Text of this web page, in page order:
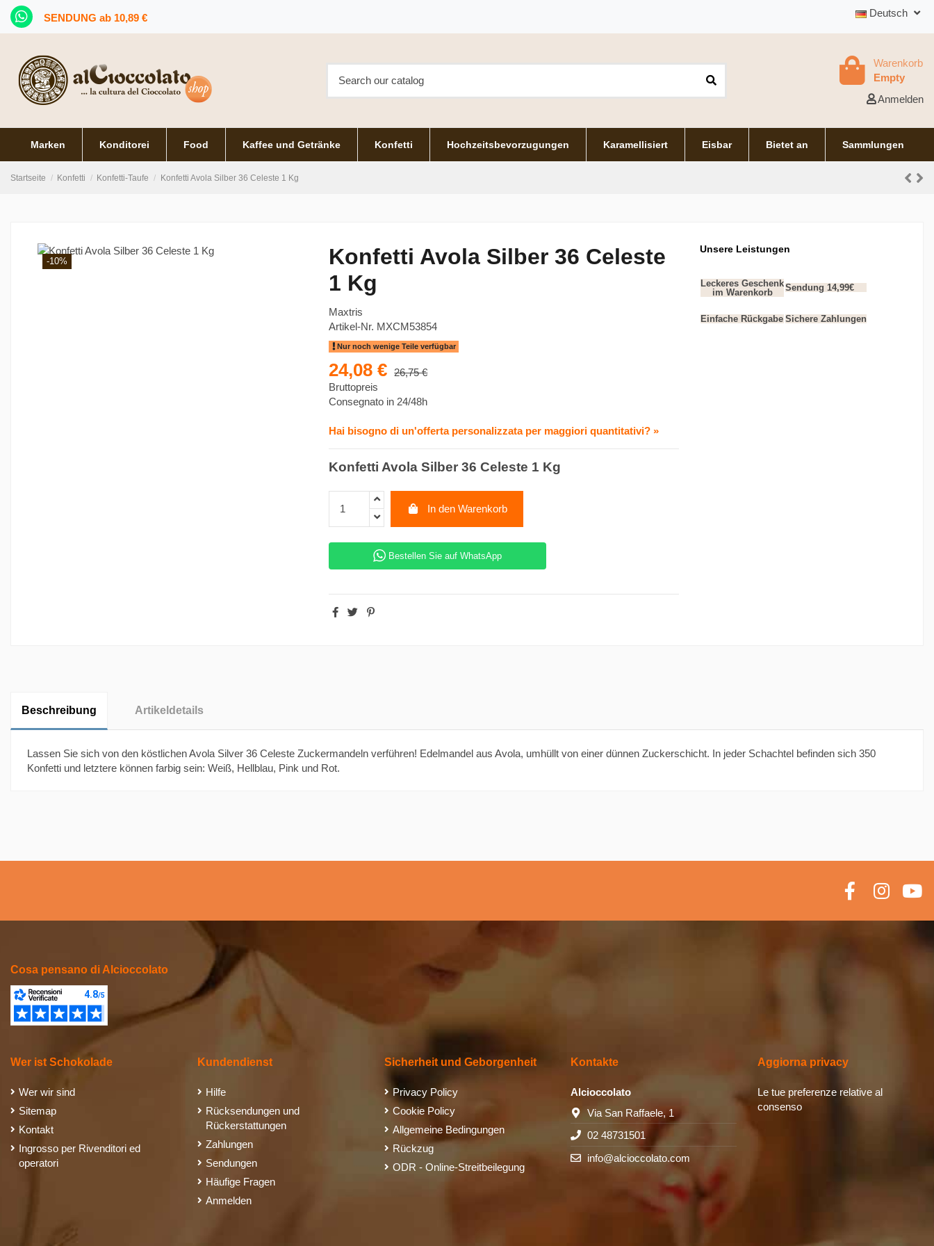
SENDUNG ab 10,89 € Deutsch
Warenkorb
Empty
Anmelden
Marken Konditorei Food Kaffee und Getränke Konfetti Hochzeitsbevorzugungen Karamellisiert Eisbar Bietet an Sammlungen
Startseite Konfetti Konfetti-Taufe Konfetti Avola Silber 36 Celeste 1 Kg
-10%
Konfetti Avola Silber 36 Celeste
1 Kg
Maxtris
Artikel-Nr. MXCM53854
Nur noch wenige Teile verfügbar
24,08 €
26,75 €
Bruttopreis
Consegnato in 24/48h
Hai bisogno di un'offerta personalizzata per maggiori quantitativi? »
Konfetti Avola Silber 36 Celeste 1 Kg
In den Warenkorb
Bestellen Sie auf WhatsApp
Unsere Leistungen
Leckeres Geschenk
im Warenkorb
Sendung 14,99€
Einfache Rückgabe Sichere Zahlungen
Beschreibung Artikeldetails
Lassen Sie sich von den köstlichen Avola Silver 36 Celeste Zuckermandeln verführen! Edelmandel aus Avola, umhüllt von einer dünnen Zuckerschicht. In jeder Schachtel befinden sich 350
Konfetti und letztere können farbig sein: Weiß, Hellblau, Pink und Rot.
Cosa pensano di Alcioccolato
Wer ist Schokolade
Wer wir sind
Sitemap
Kontakt
Ingrosso per Rivenditori ed
operatori
Kundendienst
Hilfe
Rücksendungen und
Rückerstattungen
Zahlungen
Sendungen
Häufige Fragen
Anmelden
Sicherheit und Geborgenheit
Privacy Policy
Cookie Policy
Allgemeine Bedingungen
Rückzug
ODR - Online-Streitbeilegung
Kontakte
Alcioccolato
Via San Raffaele, 1
02 48731501
info@alcioccolato.com
Aggiorna privacy
Le tue preferenze relative al
consenso